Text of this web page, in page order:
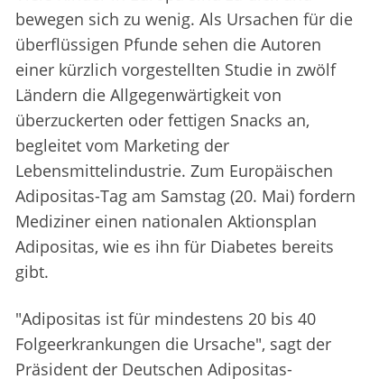
bewegen sich zu wenig. Als Ursachen für die
überflüssigen Pfunde sehen die Autoren
einer kürzlich vorgestellten Studie in zwölf
Ländern die Allgegenwärtigkeit von
überzuckerten oder fettigen Snacks an,
begleitet vom Marketing der
Lebensmittelindustrie. Zum Europäischen
Adipositas-Tag am Samstag (20. Mai) fordern
Mediziner einen nationalen Aktionsplan
Adipositas, wie es ihn für Diabetes bereits
gibt.
"Adipositas ist für mindestens 20 bis 40
Folgeerkrankungen die Ursache", sagt der
Präsident der Deutschen Adipositas-